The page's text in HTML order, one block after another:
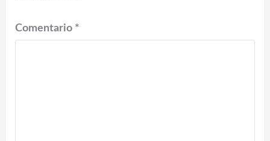
Comentario *